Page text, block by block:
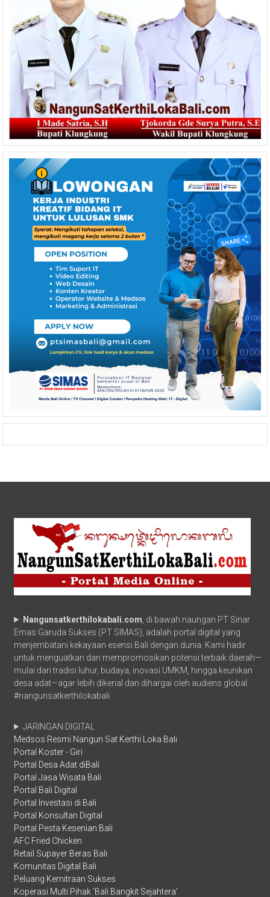
Nangunsatkerthilokabali.com , di bawah naungan PT Sinar
Emas Garuda Sukses (PT SIMAS), adalah portal digital yang
menjembatani kekayaan esensi Bali dengan dunia. Kami hadir
untuk menguatkan dan mempromosikan potensi terbaik daerah—
mulai dari tradisi luhur, budaya, inovasi UMKM, hingga keunikan
desa adat—agar lebih dikenal dan dihargai oleh audiens global.
#nangunsatkerthilokabali
JARINGAN DIGITAL
Medsos Resmi Nangun Sat Kerthi Loka Bali
Portal Koster - Giri
Portal Desa Adat diBali
Portal Jasa Wisata Bali
Portal Bali Digital
Portal Investasi di Bali
Portal Konsultan Digital
Portal Pesta Kesenian Bali
AFC Fried Chicken
Retail Supayer Beras Bali
Komunitas Digital Bali
Peluang Kemitraan Sukses
Koperasi Multi Pihak 'Bali Bangkit Sejahtera'